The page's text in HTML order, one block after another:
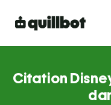
Citation